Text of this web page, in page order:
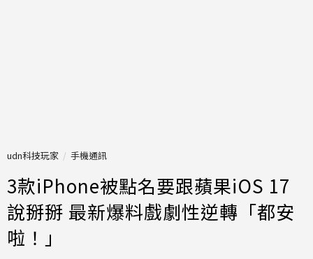
udn科技玩家 手機通訊
3款iPhone被點名要跟蘋果iOS 17
說掰掰 最新爆料戲劇性逆轉「都安
啦！」